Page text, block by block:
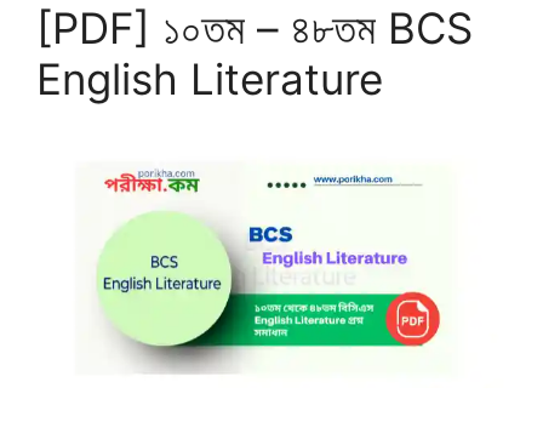
[PDF] ১০তম – ৪৮তম BCS
English Literature